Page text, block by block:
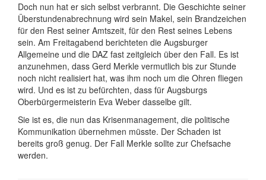
Doch nun hat er sich selbst verbrannt. Die Geschichte seiner
Überstundenabrechnung wird sein Makel, sein Brandzeichen
für den Rest seiner Amtszeit, für den Rest seines Lebens
sein. Am Freitagabend berichteten die Augsburger
Allgemeine und die DAZ fast zeitgleich über den Fall. Es ist
anzunehmen, dass Gerd Merkle vermutlich bis zur Stunde
noch nicht realisiert hat, was ihm noch um die Ohren fliegen
wird. Und es ist zu befürchten, dass für Augsburgs
Oberbürgermeisterin Eva Weber dasselbe gilt.
Sie ist es, die nun das Krisenmanagement, die politische
Kommunikation übernehmen müsste. Der Schaden ist
bereits groß genug. Der Fall Merkle sollte zur Chefsache
werden.